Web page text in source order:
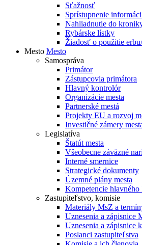
Sťažnosť
Sprístupnenie
Nahliadnutie do
Rybárske lístky
Žiadosť o použitie
Mesto Mesto
Samospráva
Primátor
Zástupcovia primátora
Hlavný kontrolór
Organizácie mesta
Partnerské mestá
Projekty EU a rozvoj
Investičné zámery
Legislatíva
Štatút mesta
Všeobecne záväzné
Interné smernice
Strategické dokumenty
Územné plány mesta
Kompetencie hlavného
Zastupiteľstvo, komisie
Materiály MsZ a
Uznesenia a zápisnice
Uznesenia a zápisnice
Poslanci zastupiteľstva